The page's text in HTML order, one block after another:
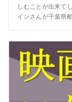
しむことが出来て
インさんが千葉県